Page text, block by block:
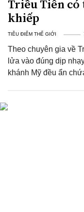
Triều Tiên
khiếp
TIÊU ĐIỂM THẾ GIỚI
Theo chuyên gia về
lửa vào đúng dịp
khánh Mỹ đều ẩn